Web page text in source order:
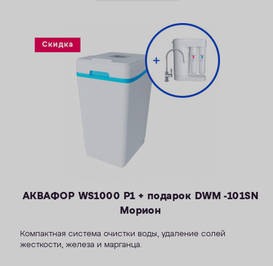
Скидка
АКВАФОР WS1000 P1 + подарок DWM -101SN
Морион
Компактная система очистки воды, удаление солей
жесткости, железа и марганца.